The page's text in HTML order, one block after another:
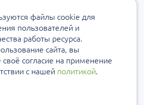
файлы cookie для
пользователей и
работы ресурса.
сайта, вы
согласие на применение
с нашей политикой.